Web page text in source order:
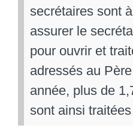
secrétaires sont
assurer le
pour ouvrir et
adressés au
année, plus de
sont ainsi